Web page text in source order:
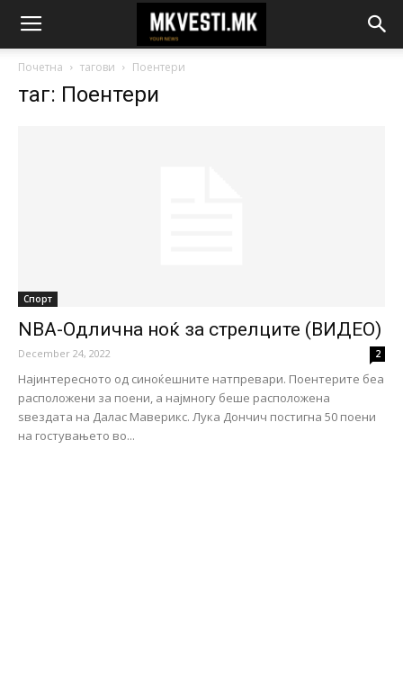
Почетна тагови Поентери
таг: Поентери
Спорт
NBA-Одлична ноќ за стрелците (ВИДЕО)
December 24, 2022 2
Најинтересното од синоќешните натпревари. Поентерите беа
расположени за поени, а најмногу беше расположена
ѕвездата на Далас Маверикс. Лука Дончич постигна 50 поени
на гостувањето во...